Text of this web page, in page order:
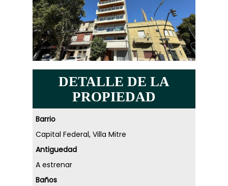
DETALLE DE LA
PROPIEDAD
Barrio
Capital Federal, Villa Mitre
Antiguedad
A estrenar
Baños